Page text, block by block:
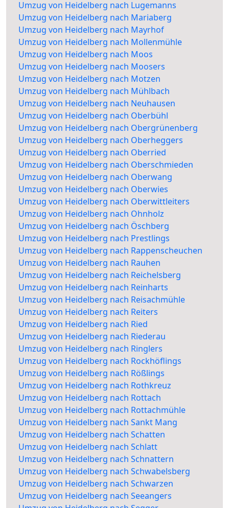
Umzug von Heidelberg nach Lugemanns
Umzug von Heidelberg nach Mariaberg
Umzug von Heidelberg nach Mayrhof
Umzug von Heidelberg nach Mollenmühle
Umzug von Heidelberg nach Moos
Umzug von Heidelberg nach Moosers
Umzug von Heidelberg nach Motzen
Umzug von Heidelberg nach Mühlbach
Umzug von Heidelberg nach Neuhausen
Umzug von Heidelberg nach Oberbühl
Umzug von Heidelberg nach Obergrünenberg
Umzug von Heidelberg nach Oberheggers
Umzug von Heidelberg nach Oberried
Umzug von Heidelberg nach Oberschmieden
Umzug von Heidelberg nach Oberwang
Umzug von Heidelberg nach Oberwies
Umzug von Heidelberg nach Oberwittleiters
Umzug von Heidelberg nach Ohnholz
Umzug von Heidelberg nach Öschberg
Umzug von Heidelberg nach Prestlings
Umzug von Heidelberg nach Rappenscheuchen
Umzug von Heidelberg nach Rauhen
Umzug von Heidelberg nach Reichelsberg
Umzug von Heidelberg nach Reinharts
Umzug von Heidelberg nach Reisachmühle
Umzug von Heidelberg nach Reiters
Umzug von Heidelberg nach Ried
Umzug von Heidelberg nach Riederau
Umzug von Heidelberg nach Ringlers
Umzug von Heidelberg nach Rockhöflings
Umzug von Heidelberg nach Rößlings
Umzug von Heidelberg nach Rothkreuz
Umzug von Heidelberg nach Rottach
Umzug von Heidelberg nach Rottachmühle
Umzug von Heidelberg nach Sankt Mang
Umzug von Heidelberg nach Schatten
Umzug von Heidelberg nach Schlatt
Umzug von Heidelberg nach Schnattern
Umzug von Heidelberg nach Schwabelsberg
Umzug von Heidelberg nach Schwarzen
Umzug von Heidelberg nach Seeangers